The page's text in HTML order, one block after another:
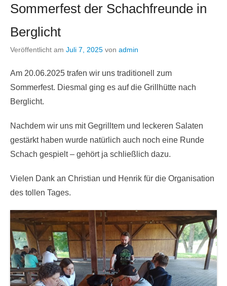
Sommerfest der Schachfreunde in
Berglicht
Veröffentlicht am Juli 7, 2025 von admin
Am 20.06.2025 trafen wir uns traditionell zum
Sommerfest. Diesmal ging es auf die Grillhütte nach
Berglicht.
Nachdem wir uns mit Gegrilltem und leckeren Salaten
gestärkt haben wurde natürlich auch noch eine Runde
Schach gespielt – gehört ja schließlich dazu.
Vielen Dank an Christian und Henrik für die Organisation
des tollen Tages.